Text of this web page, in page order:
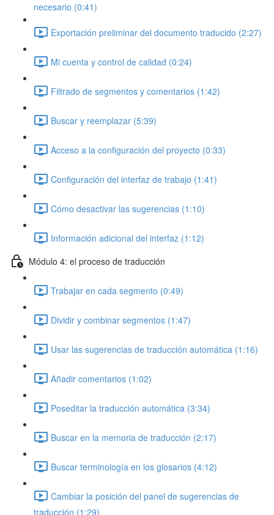
necesario (0:41)
Exportación preliminar del documento traducido (2:27)
Mi cuenta y control de calidad (0:24)
Filtrado de segmentos y comentarios (1:42)
Buscar y reemplazar (5:39)
Acceso a la configuración del proyecto (0:33)
Configuración del interfaz de trabajo (1:41)
Cómo desactivar las sugerencias (1:10)
Información adicional del interfaz (1:12)
Módulo 4: el proceso de traducción
Trabajar en cada segmento (0:49)
Dividir y combinar segmentos (1:47)
Usar las sugerencias de traducción automática (1:16)
Añadir comentarios (1:02)
Poseditar la traducción automática (3:34)
Buscar en la memoria de traducción (2:17)
Buscar terminología en los glosarios (4:12)
Cambiar la posición del panel de sugerencias de
traducción (1:29)